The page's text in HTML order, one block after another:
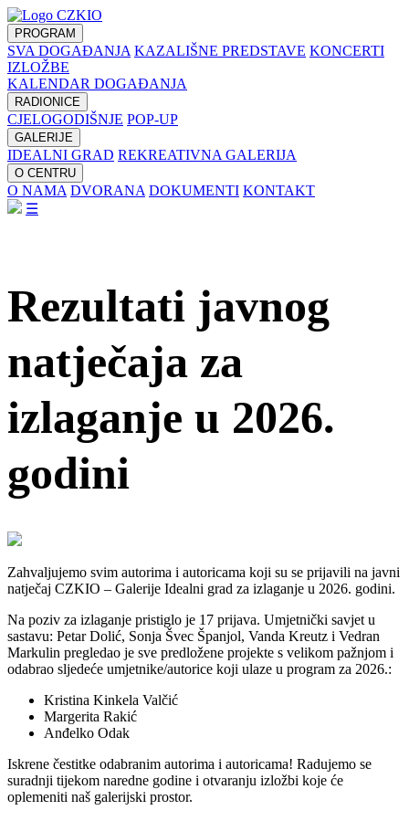
PROGRAM
SVA DOGAĐANJA KAZALIŠNE PREDSTAVE KONCERTI
IZLOŽBE
KALENDAR DOGAĐANJA
RADIONICE
CJELOGODIŠNJE POP-UP
GALERIJE
IDEALNI GRAD REKREATIVNA GALERIJA
O CENTRU
O NAMA DVORANA DOKUMENTI KONTAKT
☰
Rezultati javnog
natječaja za
izlaganje u 2026.
godini
Zahvaljujemo svim autorima i autoricama koji su se prijavili na javni
natječaj CZKIO – Galerije Idealni grad za izlaganje u 2026. godini.
Na poziv za izlaganje pristiglo je 17 prijava. Umjetnički savjet u
sastavu: Petar Dolić, Sonja Švec Španjol, Vanda Kreutz i Vedran
Markulin pregledao je sve predložene projekte s velikom pažnjom i
odabrao sljedeće umjetnike/autorice koji ulaze u program za 2026.:
Kristina Kinkela Valčić
Margerita Rakić
Anđelko Odak
Iskrene čestitke odabranim autorima i autoricama! Radujemo se
suradnji tijekom naredne godine i otvaranju izložbi koje će
oplemeniti naš galerijski prostor.